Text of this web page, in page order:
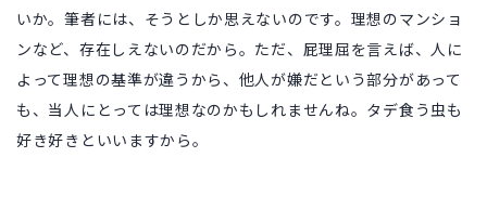
いか。筆者には、そうとしか思えないのです。理想のマンショ
ンなど、存在しえないのだから。ただ、屁理屈を言えば、人に
よって理想の基準が違うから、他人が嫌だという部分があって
も、当人にとっては理想なのかもしれませんね。タデ食う虫も
好き好きといいますから。